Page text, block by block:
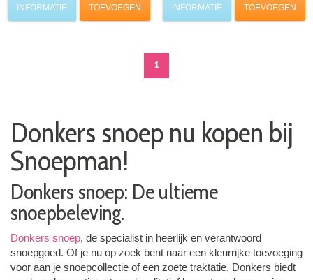
INFORMATIE TOEVOEGEN INFORMATIE TOEVOEGEN
1
Donkers snoep nu kopen bij
Snoepman!
Donkers snoep: De ultieme
snoepbeleving.
Donkers snoep, de specialist in heerlijk en verantwoord
snoepgoed. Of je nu op zoek bent naar een kleurrijke toevoeging
voor aan je snoepcollectie of een zoete traktatie, Donkers biedt